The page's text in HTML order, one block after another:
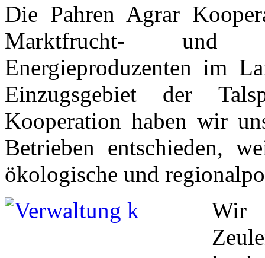
Die Pahren Agrar
Marktfrucht- und
Energieproduzenten im
Einzugsgebiet der
Kooperation haben wir
Betrieben entschieden,
ökologische und
Wir